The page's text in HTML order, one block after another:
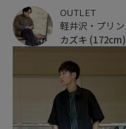
OUTLET
カズキ (172cm)